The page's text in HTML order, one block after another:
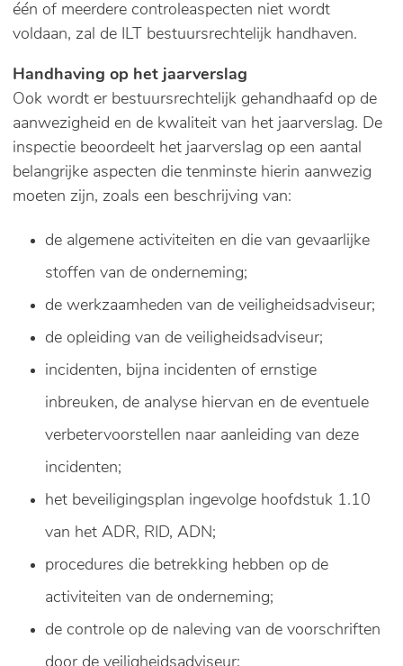
één of meerdere controleaspecten niet wordt
voldaan, zal de ILT bestuursrechtelijk handhaven.
Handhaving op het jaarverslag
Ook wordt er bestuursrechtelijk gehandhaafd op de
aanwezigheid en de kwaliteit van het jaarverslag. De
inspectie beoordeelt het jaarverslag op een aantal
belangrijke aspecten die tenminste hierin aanwezig
moeten zijn, zoals een beschrijving van:
de algemene activiteiten en die van gevaarlijke
stoffen van de onderneming;
de werkzaamheden van de veiligheidsadviseur;
de opleiding van de veiligheidsadviseur;
incidenten, bijna incidenten of ernstige
inbreuken, de analyse hiervan en de eventuele
verbetervoorstellen naar aanleiding van deze
incidenten;
het beveiligingsplan ingevolge hoofdstuk 1.10
van het ADR, RID, ADN;
procedures die betrekking hebben op de
activiteiten van de onderneming;
de controle op de naleving van de voorschriften